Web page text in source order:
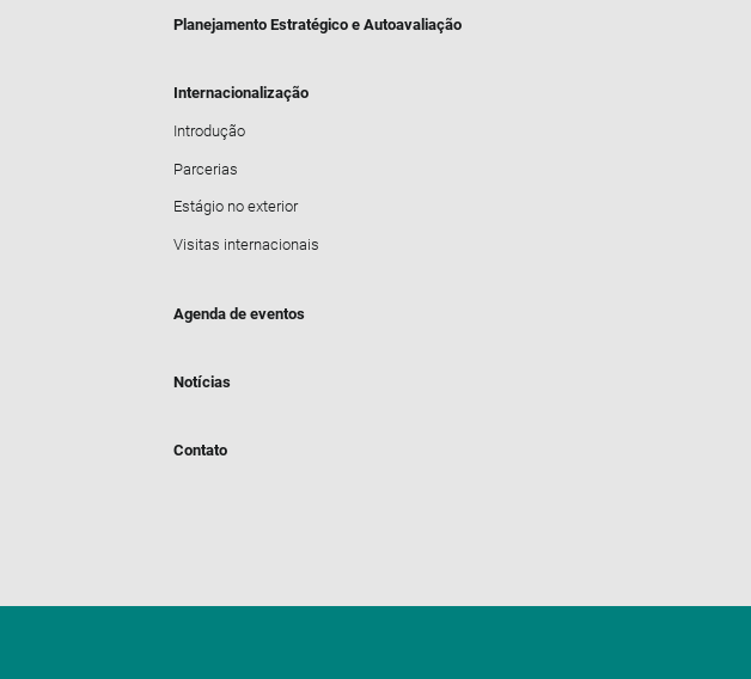
Planejamento Estratégico e Autoavaliação
Internacionalização
Introdução
Parcerias
Estágio no exterior
Visitas internacionais
Agenda de eventos
Notícias
Contato